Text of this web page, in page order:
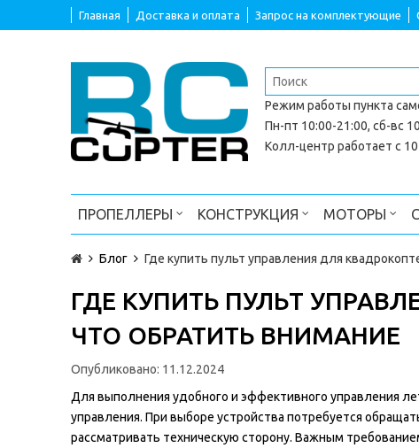
Главная Доставка и оплата Запрос на комплектующие
Режим работы пункта
Пн-пт 10:00-21:00, сб-вс
Колл-центр работает с
ПРОПЕЛЛЕРЫ КОНСТРУКЦИЯ МОТОРЫ
Блог Где купить пульт управления для
ГДЕ КУПИТЬ ПУЛЬТ
ЧТО ОБРАТИТЬ ВНИМАНИЕ
Опубликовано: 11.12.2024
Для выполнения удобного и эффективного управления
управления. При выборе устройства потребуется
рассматривать техническую сторону. Важным